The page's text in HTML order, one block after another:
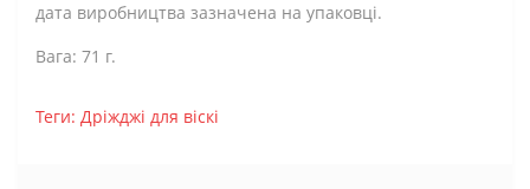
дата виробництва зазначена на упаковці.
Вага: 71 г.
Теги: Дріжджі для віскі